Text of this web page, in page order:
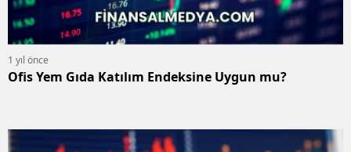
1 yıl önce
Ofis Yem Gıda Katılım Endeksine Uygun mu?